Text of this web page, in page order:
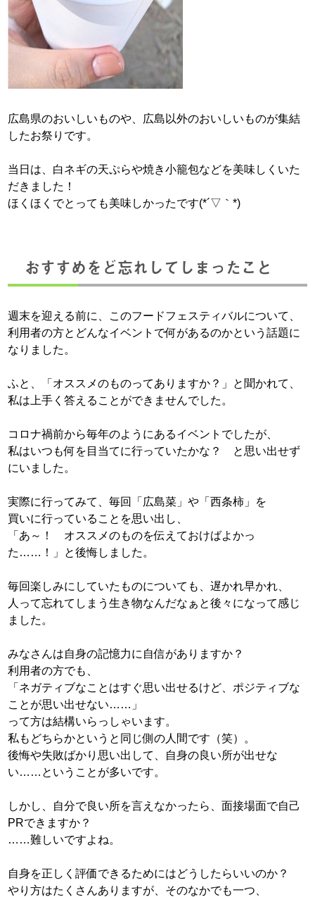
広島県のおいしいものや、広島以外のおいしいものが集結
したお祭りです。
当日は、白ネギの天ぷらや焼き小籠包などを美味しくいた
だきました！
ほくほくでとっても美味しかったです(*´▽｀*)
おすすめをど忘れしてしまったこと
週末を迎える前に、このフードフェスティバルについて、
利用者の方とどんなイベントで何があるのかという話題に
なりました。
ふと、「オススメのものってありますか？」と聞かれて、
私は上手く答えることができませんでした。
コロナ禍前から毎年のようにあるイベントでしたが、
私はいつも何を目当てに行っていたかな？ と思い出せず
にいました。
実際に行ってみて、毎回「広島菜」や「西条柿」を
買いに行っていることを思い出し、
「あ～！ オススメのものを伝えておけばよかっ
た……！」と後悔しました。
毎回楽しみにしていたものについても、遅かれ早かれ、
人って忘れてしまう生き物なんだなぁと後々になって感じ
ました。
みなさんは自身の記憶力に自信がありますか？
利用者の方でも、
「ネガティブなことはすぐ思い出せるけど、ポジティブな
ことが思い出せない……」
って方は結構いらっしゃいます。
私もどちらかというと同じ側の人間です（笑）。
後悔や失敗ばかり思い出して、自身の良い所が出せな
い……ということが多いです。
しかし、自分で良い所を言えなかったら、面接場面で自己
PRできますか？
……難しいですよね。
自身を正しく評価できるためにはどうしたらいいのか？
やり方はたくさんありますが、そのなかでも一つ、